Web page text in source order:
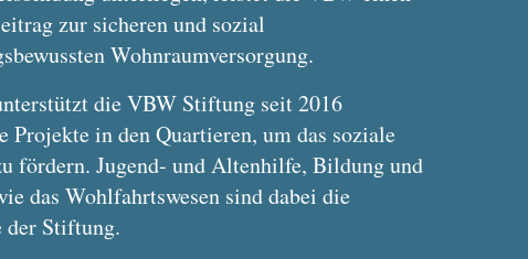
zur sicheren und sozial
Wohnraumversorgung.
die VBW Stiftung seit 2016
Projekte in den Quartieren, um das soziale
fördern. Jugend- und Altenhilfe, Bildung und
das Wohlfahrtswesen sind dabei die
der Stiftung.